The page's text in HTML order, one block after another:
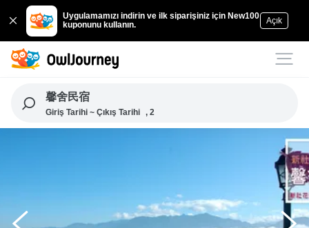
Uygulamamızı indirin ve ilk siparişiniz için New100
kuponunu kullanın.
Açık
馨舍民宿
Giriş Tarihi ~ Çıkış Tarihi , 2